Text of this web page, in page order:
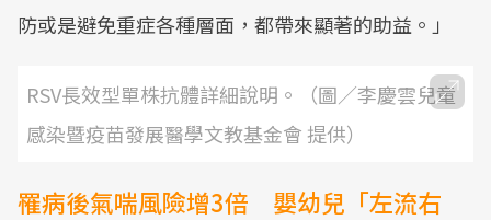
防或是避免重症各種層面，都帶來顯著的助益。」
RSV長效型單株抗體詳細說明。（圖／李慶雲兒童
感染暨疫苗發展醫學文教基金會 提供）
罹病後氣喘風險增3倍 嬰幼兒「左流右